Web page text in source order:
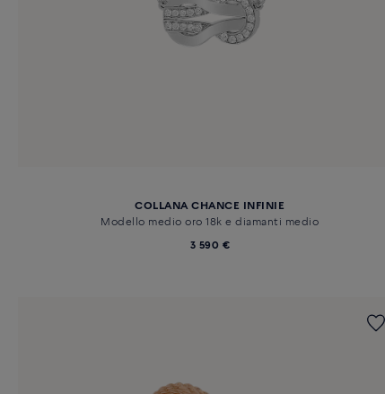
COLLANA CHANCE INFINIE
Modello medio oro 18k e diamanti medio
3 590 €